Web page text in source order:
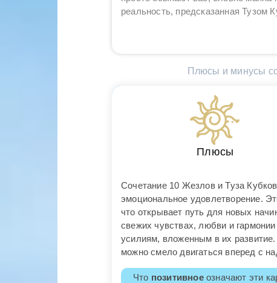
реальность, предсказанная Тузом
Плюсы и минусы
Плюсы
Сочетание 10 Жезлов и Туза
эмоциональное удовлетворение.
что открывает путь для новых
свежих чувствах, любви и
усилиям, вложенным в их развитие.
можно смело двигаться вперед с
Что позитивноеозначают эти